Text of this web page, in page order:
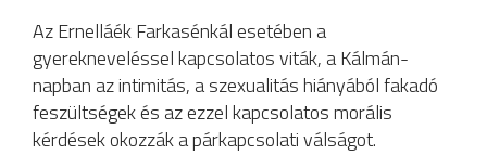
Az Ernelláék Farkasénkál esetében a
gyerekneveléssel kapcsolatos viták, a Kálmán-
napban az intimitás, a szexualitás hiányából fakadó
feszültségek és az ezzel kapcsolatos morális
kérdések okozzák a párkapcsolati válságot.